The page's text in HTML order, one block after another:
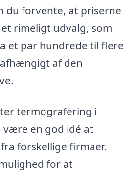
du forvente, at priserne
rimeligt udvalg, som
et par hundrede til flere
af den
termografering i
være en god idé at
forskellige firmaer.
for at